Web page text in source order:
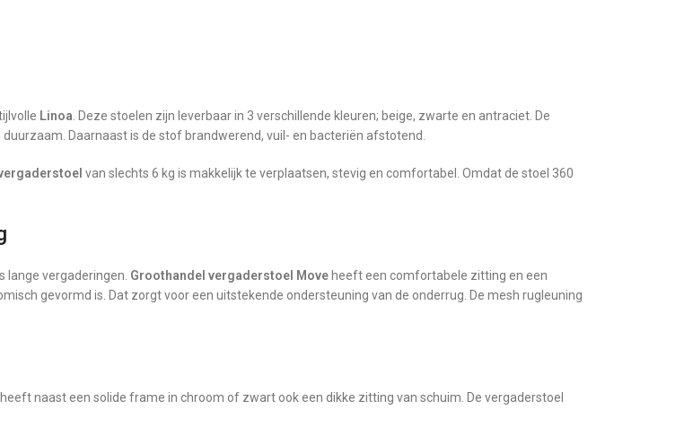
Linoa . Deze stoelen zijn leverbaar in 3 verschillende kleuren; beige, zwarte en antraciet. De
Daarnaast is de stof brandwerend, vuil- en bacteriën afstotend.
van slechts 6 kg is makkelijk te verplaatsen, stevig en comfortabel. Omdat de stoel 360
vergaderingen. Groothandel vergaderstoel Moveheeft een comfortabele zitting en een
gevormd is. Dat zorgt voor een uitstekende ondersteuning van de onderrug. De mesh rugleuning
naast een solide frame in chroom of zwart ook een dikke zitting van schuim. De vergaderstoel